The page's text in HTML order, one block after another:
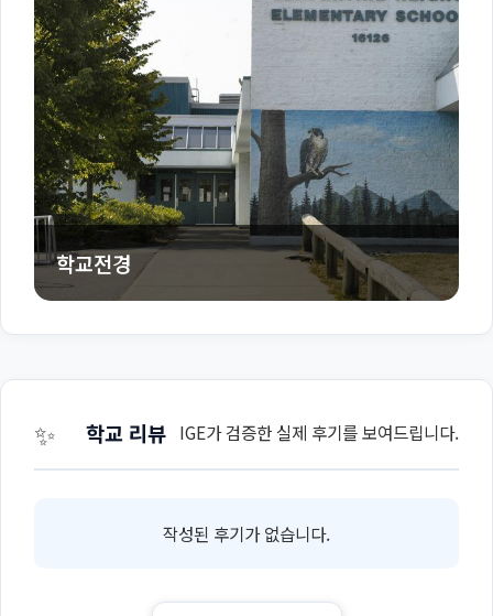
학교전경
✨ 학교 리뷰 IGE가 검증한 실제 후기를 보여드립니다.
작성된 후기가 없습니다.